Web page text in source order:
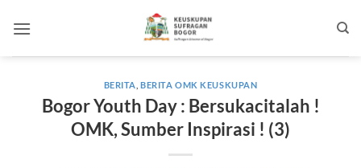
BERITA ,BERITA OMK KEUSKUPAN
Bogor Youth Day : Bersukacitalah !
OMK, Sumber Inspirasi ! (3)